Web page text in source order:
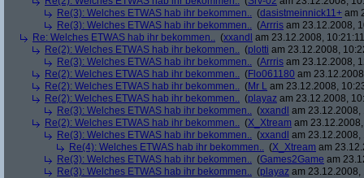
Re(3): Welches ETWAS hab ihr bekommen.. (dasistmeinnick11+ am
Re(3): Welches ETWAS hab ihr bekommen.. (Arrris am 23.12.2008,
Re: Welches ETWAS hab ihr bekommen.. (xxandl am 23.12.2008,
Re(2): Welches ETWAS hab ihr bekommen.. (plotti am 23.12.2008,
Re(3): Welches ETWAS hab ihr bekommen.. (Arrris am 23.12.2008,
Re(2): Welches ETWAS hab ihr bekommen.. (Flo061180 am
Re(2): Welches ETWAS hab ihr bekommen.. (Mr L am 23.12.2008,
Re(2): Welches ETWAS hab ihr bekommen.. (playaz am 23.12.2008,
Re(3): Welches ETWAS hab ihr bekommen.. (xxandl am 23.12.2008,
Re(2): Welches ETWAS hab ihr bekommen.. (X_Xtream am
Re(3): Welches ETWAS hab ihr bekommen.. (xxandl am 23.12.2008,
Re(4): Welches ETWAS hab ihr bekommen.. (X_Xtream am
Re(3): Welches ETWAS hab ihr bekommen.. (Games2Game am
Re(3): Welches ETWAS hab ihr bekommen.. (playaz am 23.12.2008,